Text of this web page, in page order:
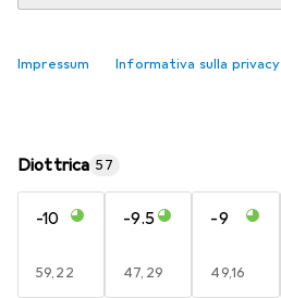
Impressum Informativa sulla privacy
Diottrica 57
-10
EUR
59,22
-9.5
EUR
47,29
-9
EUR
49,16